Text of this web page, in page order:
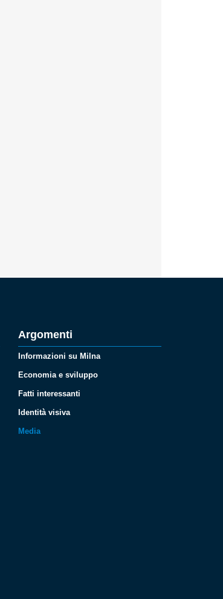
Argomenti
Informazioni su Milna
Economia e sviluppo
Fatti interessanti
Identità visiva
Media